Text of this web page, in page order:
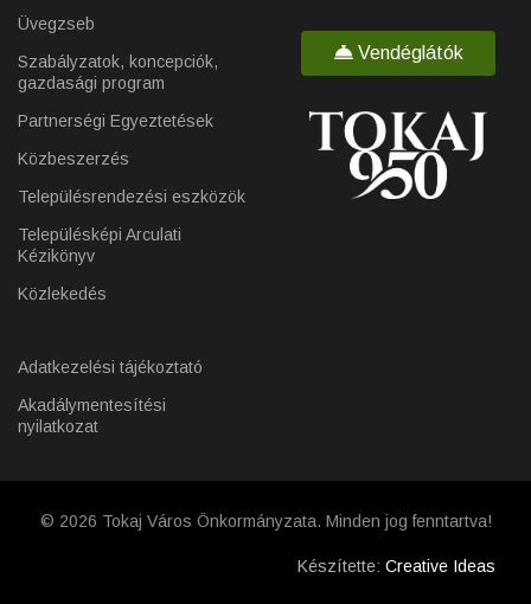
Üvegzseb
Szabályzatok, koncepciók,
gazdasági program
Partnerségi Egyeztetések
Közbeszerzés
Településrendezési eszközök
Településképi Arculati
Kézikönyv
Közlekedés
Adatkezelési tájékoztató
Akadálymentesítési
nyilatkozat
Vendéglátók
© 2026 Tokaj Város Önkormányzata. Minden jog fenntartva!
Készítette: Creative Ideas